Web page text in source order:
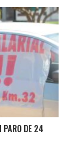
PARO DE 24